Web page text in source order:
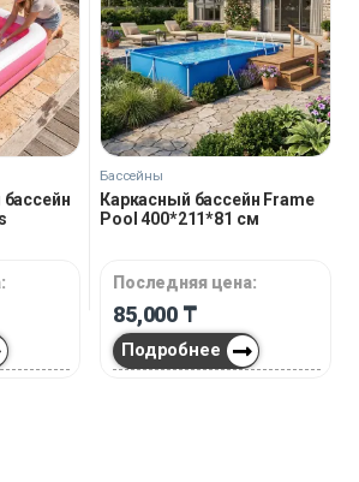
Бассейны
Каркасный бассейн Frame
Pool 400*211*81 см
Последняя цена:
85,000 ₸
Подробнее